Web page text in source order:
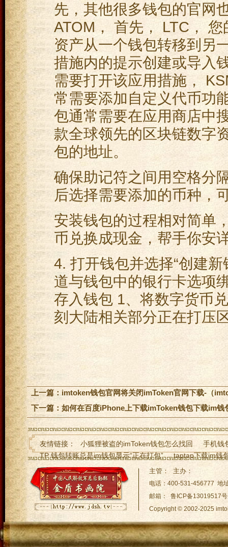
先，其他很多钱包的官网
ATOM， 首先， LTC，
资产从一个钱包转移到另
措施内的提示创建或导入
需要打开该应用措施，
常需要添加自定义代币功
包通常需要在应用商店中
款全球领先的区块链数字
包的地址。
确保助记符之间用空格分
后选择需要添加的币种，
安装钱包的过程相对简单
币兑换成现金，帮手你安
4. 打开钱包并选择“创建
道与钱包中的银行卡选项
存入钱包 1、将数字货币
刻大陆相关部分正在打压
上一篇： imtoken钱包官网将关闭imToken官网下载-（
下一篇： 如何在百度iPhone上下载imToken钱包下载im
友情链接： 小狐狸被盗的imToken钱包怎么找回
手机钱
TP 钱包转账总是im钱包显示“正在打包”
taptap下载im钱
Ledger 助记词被导imToken下载入到其他钱包
小狐狸安
imtoken此刻下载不了im下载-（imtoken无法下
imtoken
主管： 主办：
电话：400-531-456777 地
邮箱： 鲁ICP备13019517
Copyright © 2002-2025
网站地图:XML 地图|